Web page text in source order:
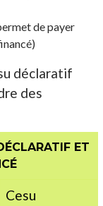
de payer
déclaratif
des
ET
Cesu